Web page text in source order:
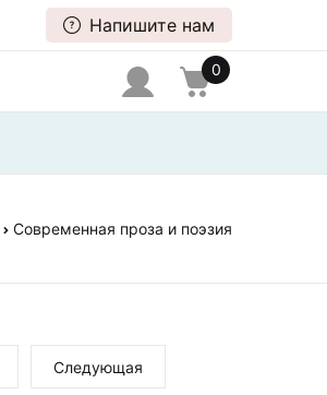
Напишите нам
0
Современная проза и поэзия
Следующая